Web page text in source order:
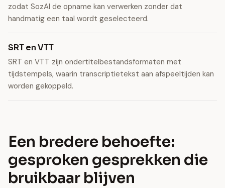
zodat SozAI de opname kan verwerken zonder dat
handmatig een taal wordt geselecteerd.
SRT en VTT
SRT en VTT zijn ondertitelbestandsformaten met
tijdstempels, waarin transcriptietekst aan afspeeltijden kan
worden gekoppeld.
Een bredere behoefte:
gesproken gesprekken die
bruikbaar blijven